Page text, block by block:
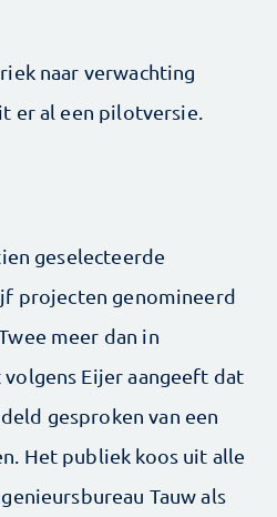
naar verwachting
er al een pilotversie.
geselecteerde
projecten genomineerd
meer dan in
Eijer aangeeft dat
gesproken van een
Het publiek koos uit alle
Tauw als